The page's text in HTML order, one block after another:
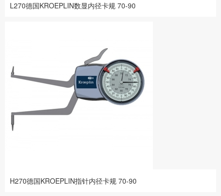
L270德国KROEPLIN数显内径卡规 70-90
H270德国KROEPLIN指针内径卡规 70-90